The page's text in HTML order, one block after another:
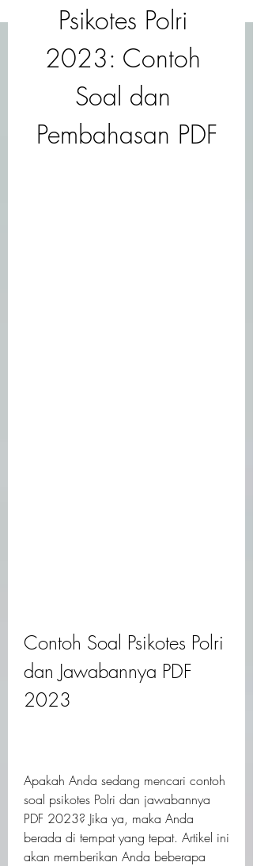
Psikotes Polri
2023: Contoh
Soal dan
Pembahasan PDF
Contoh Soal Psikotes Polri
dan Jawabannya PDF
2023
Apakah Anda sedang mencari contoh
soal psikotes Polri dan jawabannya
PDF 2023? Jika ya, maka Anda
berada di tempat yang tepat. Artikel ini
akan memberikan Anda beberapa